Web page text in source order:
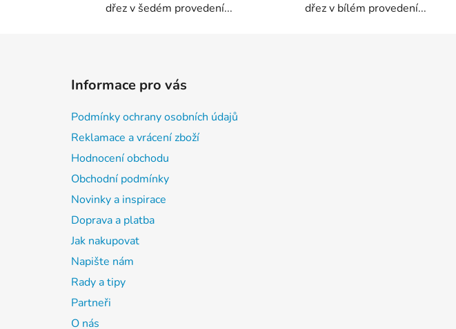
dřez v šedém provedení...
dřez v bílém provedení...
Informace pro vás
Podmínky ochrany osobních údajů
Reklamace a vrácení zboží
Hodnocení obchodu
Obchodní podmínky
Novinky a inspirace
Doprava a platba
Jak nakupovat
Napište nám
Rady a tipy
Partneři
O nás